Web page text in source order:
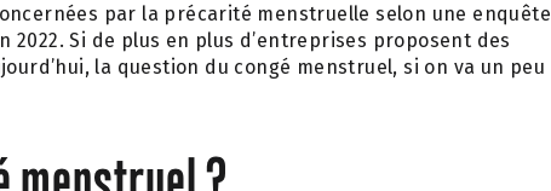
par la précarité menstruelle selon une enquête
2022. Si de plus en plus d’entreprises proposent des
la question du congé menstruel, si on va un peu